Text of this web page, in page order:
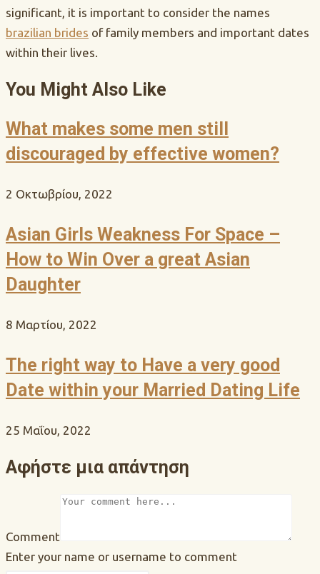
significant, it is important to consider the names
brazilian brides of family members and important dates
within their lives.
You Might Also Like
What makes some men still
discouraged by effective women?
2 Οκτωβρίου, 2022
Asian Girls Weakness For Space –
How to Win Over a great Asian
Daughter
8 Μαρτίου, 2022
The right way to Have a very good
Date within your Married Dating Life
25 Μαΐου, 2022
Αφήστε μια απάντηση
Comment
Enter your name or username to comment